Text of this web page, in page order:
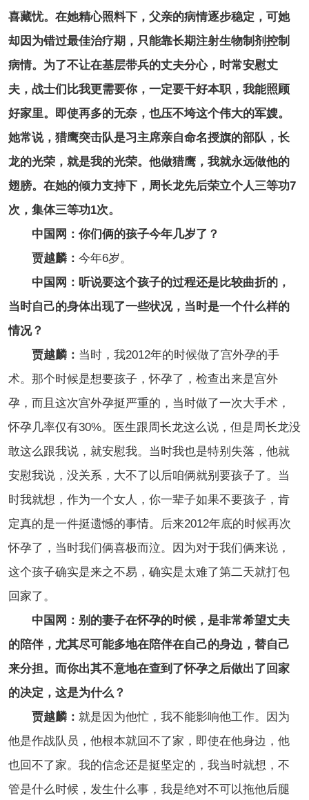
喜藏忧。在她精心照料下，父亲的病情逐步稳定，可她
却因为错过最佳治疗期，只能靠长期注射生物制剂控制
病情。为了不让在基层带兵的丈夫分心，时常安慰丈
夫，战士们比我更需要你，一定要干好本职，我能照顾
好家里。即使再多的无奈，也压不垮这个伟大的军嫂。
她常说，猎鹰突击队是习主席亲自命名授旗的部队，长
龙的光荣，就是我的光荣。他做猎鹰，我就永远做他的
翅膀。在她的倾力支持下，周长龙先后荣立个人三等功7
次，集体三等功1次。
中国网：你们俩的孩子今年几岁了？
贾越麟： 今年6岁。
中国网：听说要这个孩子的过程还是比较曲折的，
当时自己的身体出现了一些状况，当时是一个什么样的
情况？
贾越麟： 当时，我2012年的时候做了宫外孕的手
术。那个时候是想要孩子，怀孕了，检查出来是宫外
孕，而且这次宫外孕挺严重的，当时做了一次大手术，
怀孕几率仅有30%。医生跟周长龙这么说，但是周长龙没
敢这么跟我说，就安慰我。当时我也是特别失落，他就
安慰我说，没关系，大不了以后咱俩就别要孩子了。当
时我就想，作为一个女人，你一辈子如果不要孩子，肯
定真的是一件挺遗憾的事情。后来2012年底的时候再次
怀孕了，当时我们俩喜极而泣。因为对于我们俩来说，
这个孩子确实是来之不易，确实是太难了第二天就打包
回家了。
中国网：别的妻子在怀孕的时候，是非常希望丈夫
的陪伴，尤其尽可能多地在陪伴在自己的身边，替自己
来分担。而你出其不意地在查到了怀孕之后做出了回家
的决定，这是为什么？
贾越麟： 就是因为他忙，我不能影响他工作。因为
他是作战队员，他根本就回不了家，即使在他身边，他
也回不了家。我的信念还是挺坚定的，我当时就想，不
管是什么时候，发生什么事，我是绝对不可以拖他后腿